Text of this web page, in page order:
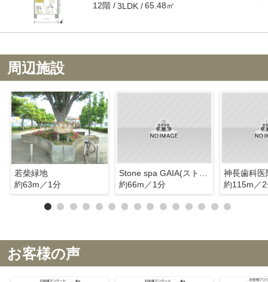
12階 3LDK 65.48㎡
周辺施設
若柴緑地
約63m／1分
約66m／1分
神長歯科医
約115m／
お客様の声